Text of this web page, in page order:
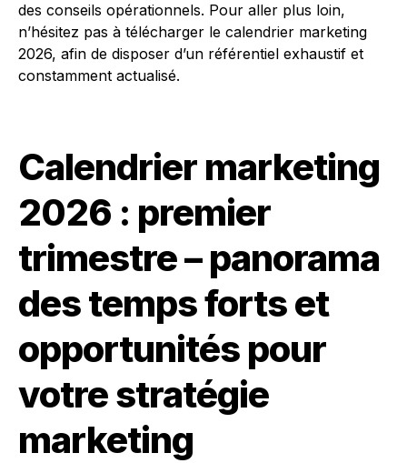
des conseils opérationnels. Pour aller plus loin,
n’hésitez pas à télécharger le calendrier marketing
2026, afin de disposer d’un référentiel exhaustif et
constamment actualisé.
Calendrier marketing
2026 : premier
trimestre – panorama
des temps forts et
opportunités pour
votre stratégie
marketing